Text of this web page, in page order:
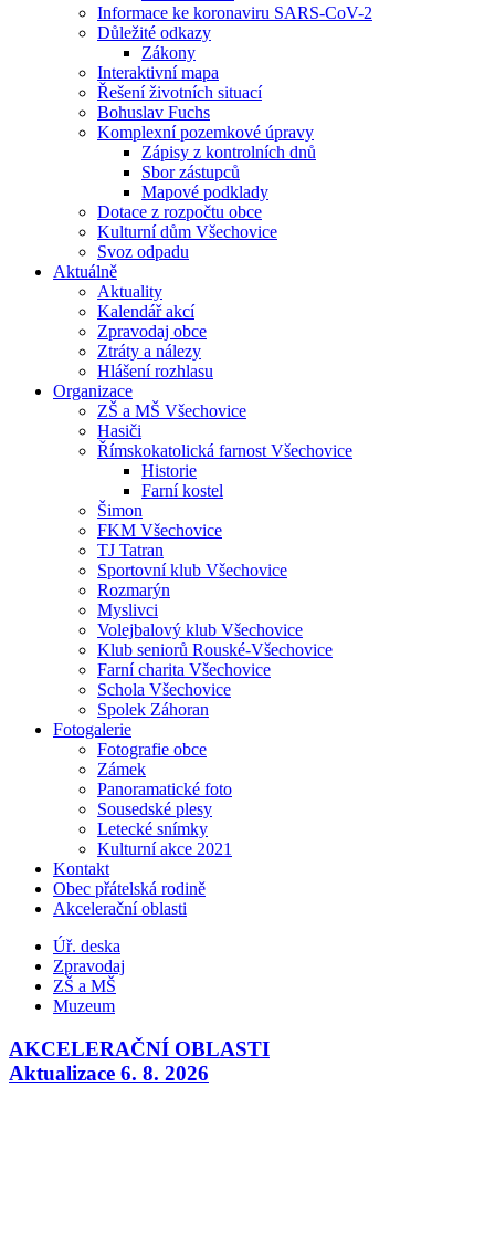
Informace ke koronaviru SARS-CoV-2
Důležité odkazy
Zákony
Interaktivní mapa
Řešení životních situací
Bohuslav Fuchs
Komplexní pozemkové úpravy
Zápisy z kontrolních dnů
Sbor zástupců
Mapové podklady
Dotace z rozpočtu obce
Kulturní dům Všechovice
Svoz odpadu
Aktuálně
Aktuality
Kalendář akcí
Zpravodaj obce
Ztráty a nálezy
Hlášení rozhlasu
Organizace
ZŠ a MŠ Všechovice
Hasiči
Římskokatolická farnost Všechovice
Historie
Farní kostel
Šimon
FKM Všechovice
TJ Tatran
Sportovní klub Všechovice
Rozmarýn
Myslivci
Volejbalový klub Všechovice
Klub seniorů Rouské-Všechovice
Farní charita Všechovice
Schola Všechovice
Spolek Záhoran
Fotogalerie
Fotografie obce
Zámek
Panoramatické foto
Sousedské plesy
Letecké snímky
Kulturní akce 2021
Kontakt
Obec přátelská rodině
Akcelerační oblasti
Úř. deska
Zpravodaj
ZŠ a MŠ
Muzeum
AKCELERAČNÍ OBLASTI
Aktualizace 6. 8. 2026